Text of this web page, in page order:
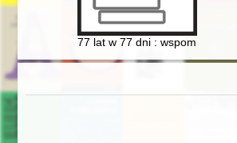
77 lat w 77 dni : wspomnienia